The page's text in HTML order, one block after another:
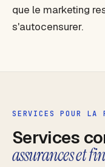
que le marketing
s'autocensurer.
SERVICES POUR LA
Services
assurances et